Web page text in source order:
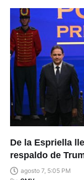
De la Espriella
respaldo de
agosto 7, 5:05 PM